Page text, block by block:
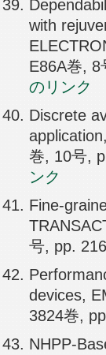
with
E86A巻, 8
のリンク
Discrete
巻, 10号,
ンク
Fine-
号, pp.
devices,
3824巻,
NHPP-